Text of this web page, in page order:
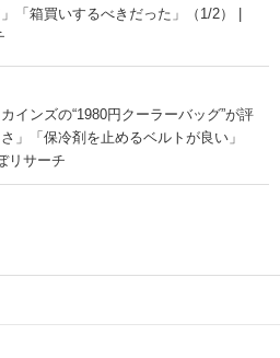
「箱買いするべきだった」（1/2） |
インズの“1980円クーラーバッグ”が評
」「保冷剤を止めるベルトが良い」
リサーチ